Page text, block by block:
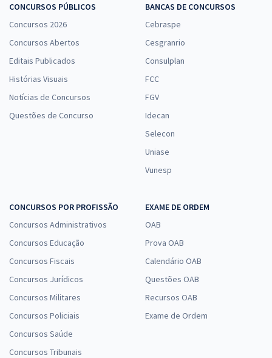
CONCURSOS PÚBLICOS
Concursos 2026
Concursos Abertos
Editais Publicados
Histórias Visuais
Notícias de Concursos
Questões de Concurso
BANCAS DE CONCURSOS
Cebraspe
Cesgranrio
Consulplan
FCC
FGV
Idecan
Selecon
Uniase
Vunesp
CONCURSOS POR PROFISSÃO
Concursos Administrativos
Concursos Educação
Concursos Fiscais
Concursos Jurídicos
Concursos Militares
Concursos Policiais
Concursos Saúde
Concursos Tribunais
EXAME DE ORDEM
OAB
Prova OAB
Calendário OAB
Questões OAB
Recursos OAB
Exame de Ordem